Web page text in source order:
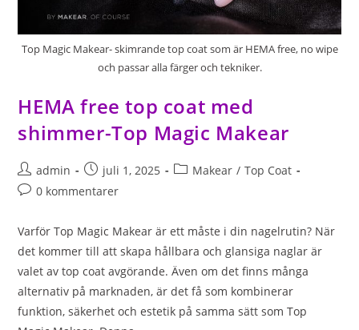
Top Magic Makear- skimrande top coat som är HEMA free, no wipe
och passar alla färger och tekniker.
HEMA free top coat med
shimmer-Top Magic Makear
admin juli 1, 2025 Makear / Top Coat
0 kommentarer
Varför Top Magic Makear är ett måste i din nagelrutin? När
det kommer till att skapa hållbara och glansiga naglar är
valet av top coat avgörande. Även om det finns många
alternativ på marknaden, är det få som kombinerar
funktion, säkerhet och estetik på samma sätt som Top